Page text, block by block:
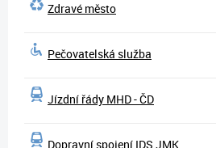
Zdravé město
Pečovatelská služba
Jízdní řády MHD - ČD
Dopravní spojení IDS JMK